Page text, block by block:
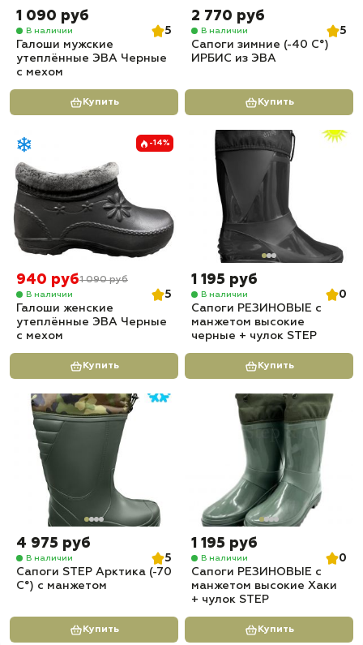
1 090 руб
В наличии
5
Галоши мужские
утеплённые ЭВА Черные
с мехом
Купить
2 770 руб
В наличии
5
Сапоги зимние (-40 С°)
ИРБИС из ЭВА
Купить
-14%
940 руб1 090 руб
В наличии
5
Галоши женские
утеплённые ЭВА Черные
с мехом
Купить
1 195 руб
В наличии
0
Сапоги РЕЗИНОВЫЕ с
манжетом высокие
черные + чулок STEP
Купить
4 975 руб
В наличии
5
Сапоги STEP Арктика (-70
С°) с манжетом
Купить
1 195 руб
В наличии
0
Сапоги РЕЗИНОВЫЕ с
манжетом высокие Хаки
+ чулок STEP
Купить